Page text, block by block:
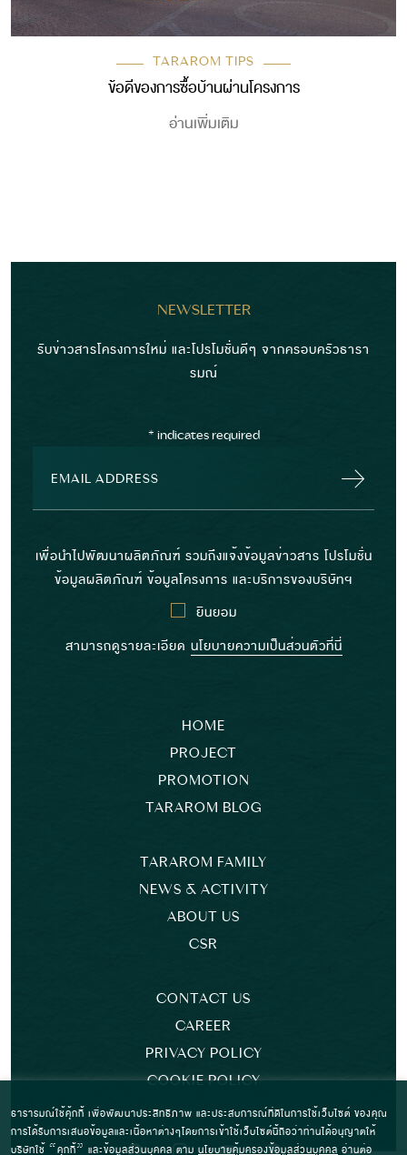
TARAROM TIPS
ข้อดีของการซื้อบ้านผ่านโครงการ
อ่านเพิ่มเติม
NEWSLETTER
รับข่าวสารโครงการใหม่ และโปรโมชั่นดีๆ จากครอบครัวธารา
รมณ์
* indicates required
เพื่อนำไปพัฒนาผลิตภัณฑ์ รวมถึงแจ้งข้อมูลข่าวสาร โปรโมชั่น
ข้อมูลผลิตภัณฑ์ ข้อมูลโครงการ และบริการของบริษัทฯ
ยินยอม
สามารถดูรายละเอียด นโยบายความเป็นส่วนตัวที่นี่
HOME
PROJECT
PROMOTION
TARAROM BLOG
TARAROM FAMILY
NEWS & ACTIVITY
ABOUT US
CSR
CONTACT US
CAREER
PRIVACY POLICY
COOKIE POLICY
ธารารมณ์ใช้คุ้กกี้ เพื่อพัฒนาประสิทธิภาพ และประสบการณ์ที่ดีในการใช้เว็บไซต์ ของคุณ
การได้รับการเสนอข้อมูลและเนื้อหาต่างๆโดยการเข้าใช้เว็บไซต์นี้ถือว่าท่านได้อนุญาตให้
บริษัทใช้ “คุกกี้” และข้อมูลส่วนบุคคล ตาม นโยบายคุ้มครองข้อมูลส่วนบุคคล อ่านต่อ